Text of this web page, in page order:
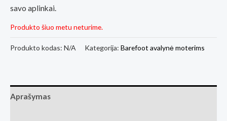
savo aplinkai.
Produkto šiuo metu neturime.
Produkto kodas: N/A Kategorija: Barefoot avalynė moterims
Aprašymas